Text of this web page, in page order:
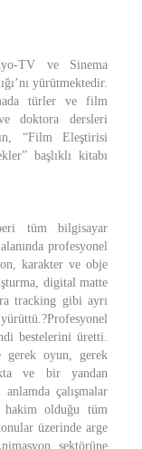
TV ve Sinema
yürütmektedir.
türler ve film
doktora dersleri
“Film Eleştirisi
başlıklı kitabı
tüm bilgisayar
profesyonel
karakter ve obje
digital matte
tracking gibi ayrı
bestelerini üretti.
gerek oyun, gerek
ve bir yandan
çalışmalar
hakim olduğu tüm
üzerinde arge
sektörüne